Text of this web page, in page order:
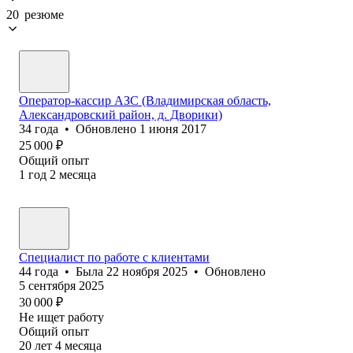
20 резюме
Оператор-кассир АЗС (Владимирская область,
Александровский район, д. Дворики)
34 года • Обновлено 1 июня 2017
25 000 ₽
Общий опыт
1 год 2 месяца
Специалист по работе с клиентами
44 года • Была 22 ноября 2025 • Обновлено
5 сентября 2025
30 000 ₽
Не ищет работу
Общий опыт
20 лет 4 месяца